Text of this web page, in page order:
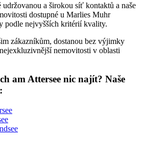
a širokou síť kontaktů a naše
dostupné u Marlies Muhr
podle nejvyšších kritérií kvality.
zákazníkům, dostanou bez výjimky
nemovitosti v oblasti
am Attersee nic najít? Naše